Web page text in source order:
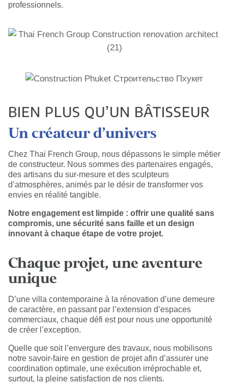
professionnels.
BIEN PLUS QU’UN BÂTISSEUR
Un créateur d’univers
Chez Thai French Group, nous dépassons le simple métier
de constructeur. Nous sommes des partenaires engagés,
des artisans du sur-mesure et des sculpteurs
d’atmosphères, animés par le désir de transformer vos
envies en réalité tangible.
Notre engagement est limpide : offrir une qualité sans
compromis, une sécurité sans faille et un design
innovant à chaque étape de votre projet.
Chaque projet, une aventure
unique
D’une villa contemporaine à la rénovation d’une demeure
de caractère, en passant par l’extension d’espaces
commerciaux, chaque défi est pour nous une opportunité
de créer l’exception.
Quelle que soit l’envergure des travaux, nous mobilisons
notre savoir-faire en gestion de projet afin d’assurer une
coordination optimale, une exécution irréprochable et,
surtout, la pleine satisfaction de nos clients.